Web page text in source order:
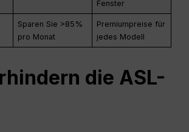
Fenster
Sparen Sie >85%
pro Monat
Premiumpreise für
jedes Modell
die ASL-